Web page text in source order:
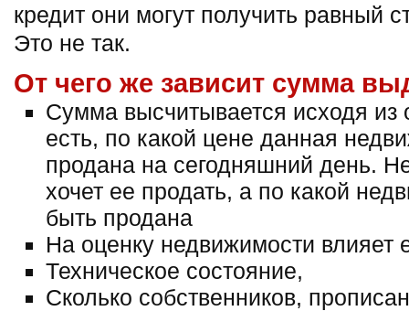
кредит они могут получить равный
Это не так.
От чего же зависит сумма
Сумма высчитывается исходя из
есть, по какой цене данная
продана на сегодняшний день.
хочет ее продать, а по какой
быть продана
На оценку недвижимости влияет
Техническое состояние,
Сколько собственников,